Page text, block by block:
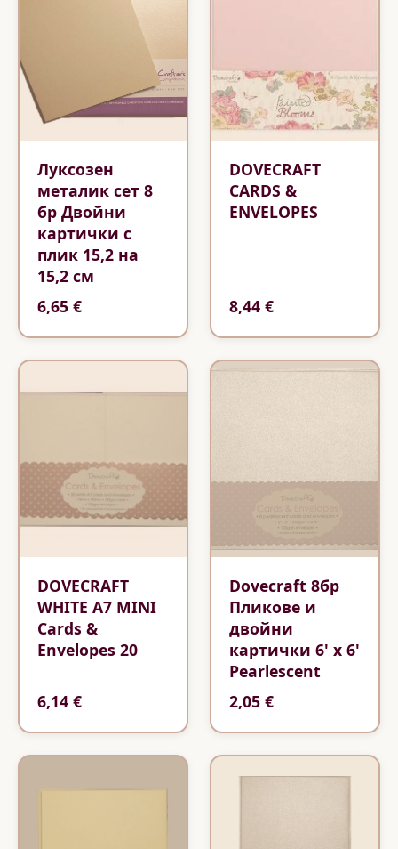
Луксозен
металик сет 8
бр Двойни
картички с
плик 15,2 на
15,2 см
6,65 €
DOVECRAFT
CARDS &
ENVELOPES
8,44 €
DOVECRAFT
WHITE A7 MINI
Cards &
Envelopes 20
6,14 €
Dovecraft 8бр
Пликове и
двойни
картички 6' x 6'
Pearlescent
2,05 €